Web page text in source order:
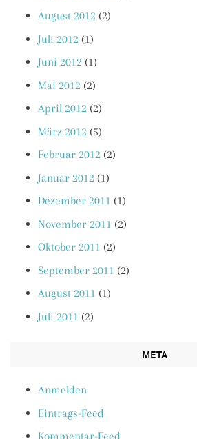
August 2012 (2)
Juli 2012 (1)
Juni 2012 (1)
Mai 2012 (2)
April 2012 (2)
März 2012 (5)
Februar 2012 (2)
Januar 2012 (1)
Dezember 2011 (1)
November 2011 (2)
Oktober 2011 (2)
September 2011 (2)
August 2011 (1)
Juli 2011 (2)
META
Anmelden
Eintrags-Feed
Kommentar-Feed